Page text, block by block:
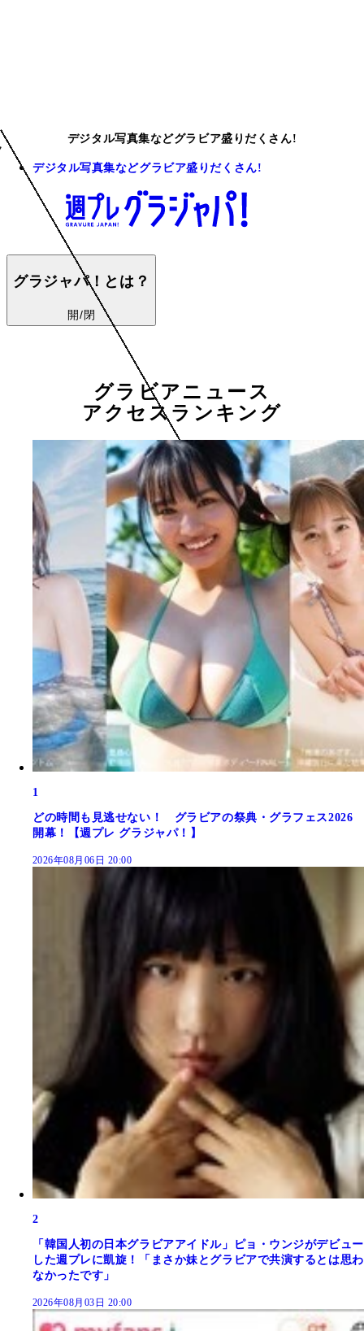
デジタル写真集などグラビア盛りだくさん!
デジタル写真集などグラビア盛りだくさん!
グラジャパ！とは？
開/閉
グラビアニュース
アクセスランキング
1
どの時間も見逃せない！ グラビアの祭典・グラフェス2026
開幕！【週プレ グラジャパ！】
2026年08月06日 20:00
2
「韓国人初の日本グラビアアイドル」ピョ・ウンジがデビュー
した週プレに凱旋！「まさか妹とグラビアで共演するとは思わ
なかったです」
2026年08月03日 20:00